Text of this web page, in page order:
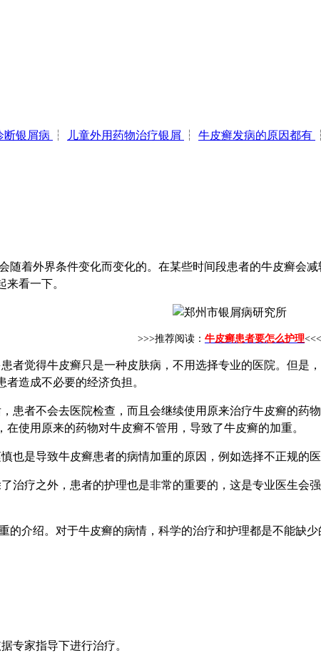
断银屑病 ┆ 儿童外用药物治疗银屑 ┆ 牛皮癣发病的原因都有 ┆
随着外界条件变化而变化的。在某些时间段患者的牛皮癣会
来看一下。
>>>推荐阅读： 牛皮癣患者要怎么护理<<<
者觉得牛皮癣只是一种皮肤病，不用选择专业的医院。但是
造成不必要的经济负担。
患者不会去医院检查，而且会继续使用原来治疗牛皮癣的药
使用原来的药物对牛皮癣不管用，导致了牛皮癣的加重。
也是导致牛皮癣患者的病情加重的原因 ，例如选择不正规的
治疗之外，患者的护理也是非常的重要的，这是专业医生会
的介绍。 对于牛皮癣的病情，科学的治疗和护理都是不能缺
专家指导下进行治疗。